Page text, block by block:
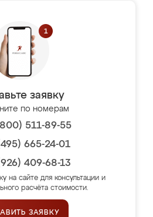
заявку
по номерам
511-89-55
665-24-01
409-68-13
на сайте для консультации и
расчёта стоимости.
ЗАЯВКУ